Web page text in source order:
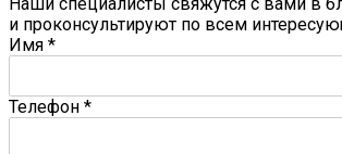
и проконсультируют по всем
Имя *
Телефон *